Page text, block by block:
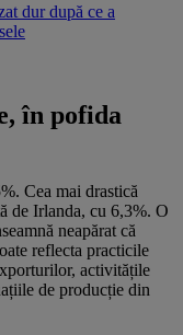
dur după ce a
în pofida
Cea mai drastică
de Irlanda, cu 6,3%. O
neapărat că
reflecta practicile
activitățile
de producție din